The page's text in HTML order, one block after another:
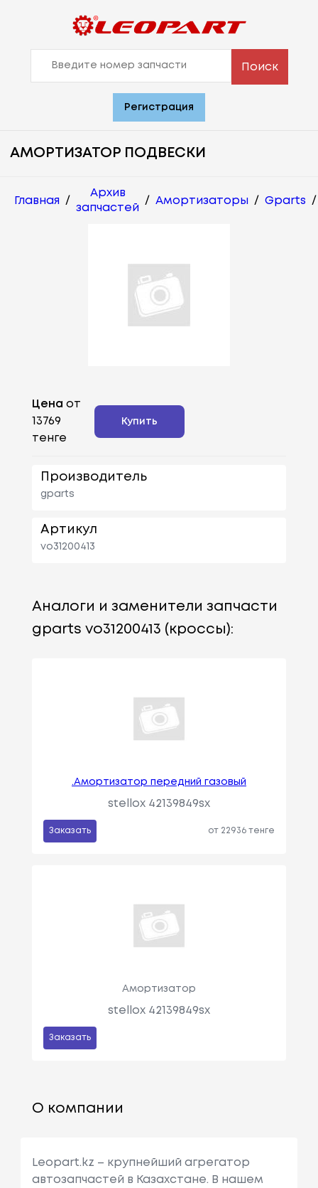
Поиск
Регистрация
АМОРТИЗАТОР ПОДВЕСКИ
Главная /
Архив
запчастей
/ Амортизаторы / Gparts /
Цена от
13769
тенге
Купить
Производитель
gparts
Артикул
vo31200413
Аналоги и заменители запчасти
gparts vo31200413 (кроссы):
.Амортизатор передний газовый
stellox 42139849sx
Заказать от 22936 тенге
Амортизатор
stellox 42139849sx
Заказать
О компании
Leopart.kz – крупнейший агрегатор
автозапчастей в Казахстане. В нашем